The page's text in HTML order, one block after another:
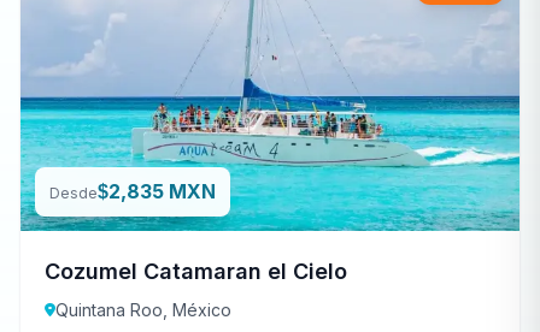
Desde$2,835 MXN
Cozumel Catamaran el Cielo
Quintana Roo, México